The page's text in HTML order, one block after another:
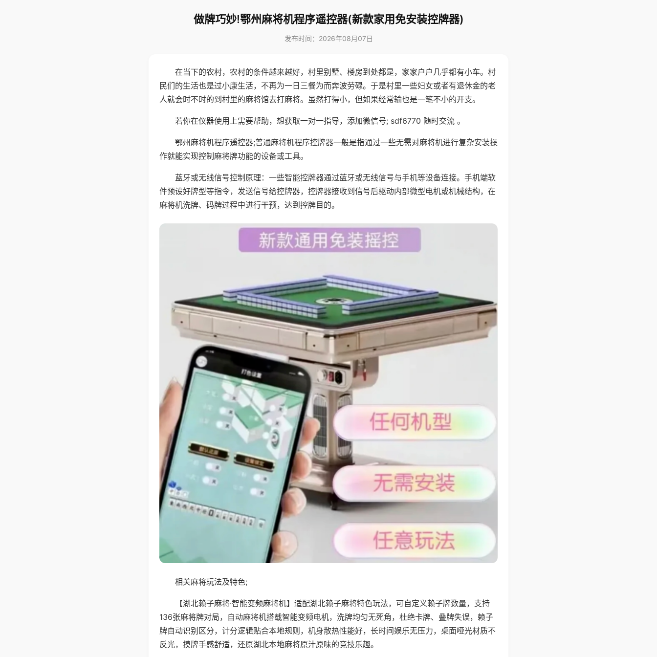
做牌巧妙!鄂州麻将机程序遥控器(新款家用免安装控牌器)
发布时间：2026年08月07日
在当下的农村，农村的条件越来越好，村里别墅、楼房到处都是，家家户户几乎都有小车。村
民们的生活也是过小康生活，不再为一日三餐为而奔波劳碌。于是村里一些妇女或者有退休金的老
人就会时不时的到村里的麻将馆去打麻将。虽然打得小，但如果经常输也是一笔不小的开支。
若你在仪器使用上需要帮助，想获取一对一指导，添加微信号; sdf6770 随时交流 。
鄂州麻将机程序遥控器;普通麻将机程序控牌器一般是指通过一些无需对麻将机进行复杂安装操
作就能实现控制麻将牌功能的设备或工具。
蓝牙或无线信号控制原理：一些智能控牌器通过蓝牙或无线信号与手机等设备连接。手机端软
件预设好牌型等指令，发送信号给控牌器，控牌器接收到信号后驱动内部微型电机或机械结构，在
麻将机洗牌、码牌过程中进行干预，达到控牌目的。
相关麻将玩法及特色;
【湖北赖子麻将·智能变频麻将机】适配湖北赖子麻将特色玩法，可自定义赖子牌数量，支持
136张麻将牌对局，自动麻将机搭载智能变频电机，洗牌均匀无死角，杜绝卡牌、叠牌失误，赖子
牌自动识别区分，计分逻辑贴合本地规则，机身散热性能好，长时间娱乐无压力，桌面哑光材质不
反光，摸牌手感舒适，还原湖北本地麻将原汁原味的竞技乐趣。